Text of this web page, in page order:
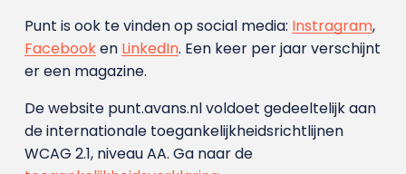
Punt is ook te vinden op social media: Instragram,
Facebooken LinkedIn. Een keer per jaar verschijnt
er een magazine.
De website punt.avans.nl voldoet gedeeltelijk aan
de internationale toegankelijkheidsrichtlijnen
WCAG 2.1, niveau AA. Ga naar de